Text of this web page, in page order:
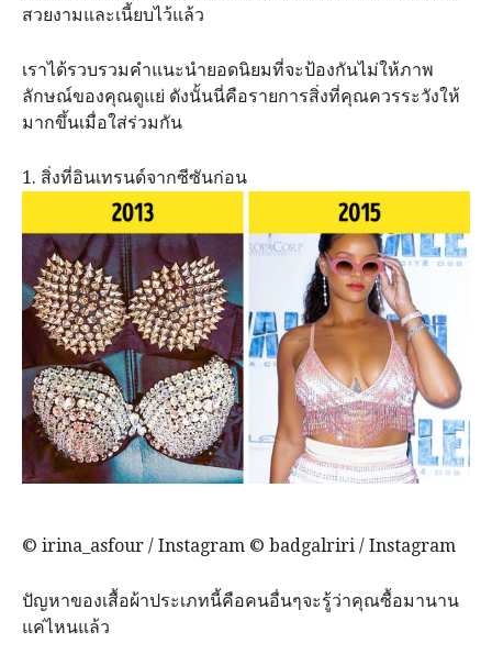
สวยงามและเนี้ยบไว้แล้ว
เราได้รวบรวมคำแนะนำยอดนิยมที่จะป้องกันไม่ให้ภาพ
ลักษณ์​ของคุณดูแย่ ดังนั้นนี่คือรายการสิ่งที่คุณควรระวังให้
มากขึ้นเมื่อใส่ร่วมกัน
1. สิ่งที่อินเทรนด์จากซีซันก่อน
© irina_asfour / Instagram © badgalriri / Instagram
ปัญหาของเสื้อผ้าประเภทนี้คือคนอื่นๆจะรู้ว่าคุณซื้อมานาน
แค่ไหนแล้ว